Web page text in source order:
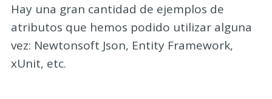
Hay una gran cantidad de ejemplos de
atributos que hemos podido utilizar alguna
vez: Newtonsoft Json, Entity Framework,
xUnit, etc.